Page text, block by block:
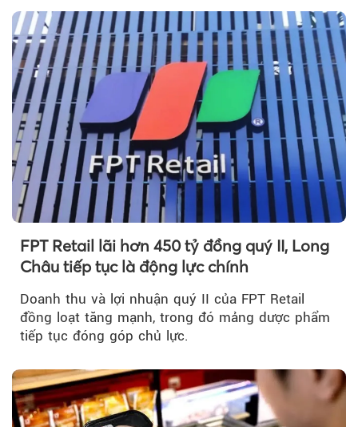
FPT Retail lãi hơn 450 tỷ đồng quý II, Long
Châu tiếp tục là động lực chính
Doanh thu và lợi nhuận quý II của FPT Retail
đồng loạt tăng mạnh, trong đó mảng dược phẩm
tiếp tục đóng góp chủ lực.